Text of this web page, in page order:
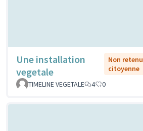
Une installation
vegetale
Non
citoyenne
TIMELINE VEGETALE
4 0